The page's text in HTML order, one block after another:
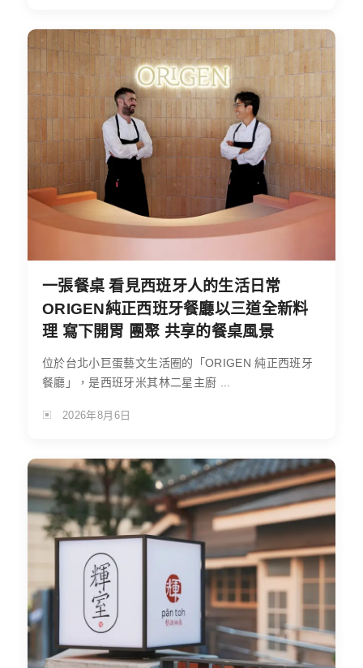
一張餐桌 看見西班牙人的生活日常
ORIGEN純正西班牙餐廳以三道全新料
理 寫下開胃 團聚 共享的餐桌風景
位於台北小巨蛋藝文生活圈的「ORIGEN 純正西班牙
餐廳」，是西班牙米其林二星主廚 ...
2026年8月6日